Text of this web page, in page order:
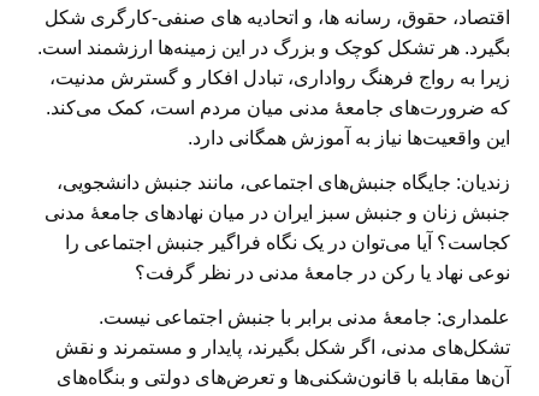
اقتصاد، حقوق، رسانه ها، و اتحادیه های صنفی-کارگری شکل
بگیرد. هر تشکل کوچک و بزرگ در این زمینه‌ها ارزشمند است.
زیرا به رواج فرهنگ رواداری، تبادل افکار و گسترش مدنیت،
که ضرورت‌های جامعهٔ مدنی میان مردم است، کمک می‌کند.
این واقعیت‌ها نیاز به آموزش همگانی دارد.
زندیان: جایگاه جنبش‌های اجتماعی، مانند جنبش دانشجویی،
جنبش زنان و جنبش سبز ایران در میان نهادهای جامعهٔ مدنی
کجاست؟ آیا می‌توان در یک نگاه فراگیر جنبش اجتماعی را
‌نوعی نهاد یا رکن در جامعهٔ مدنی در نظر گرفت؟
علمداری: جامعهٔ مدنی برابر با جنبش‌ اجتماعی نیست.
تشکل‌های مدنی، اگر شکل بگیرند، پایدار و مستمرند و نقش
آن‌ها مقابله با قانون‌شکنی‌ها و تعرض‌های دولتی و بنگاه‌های